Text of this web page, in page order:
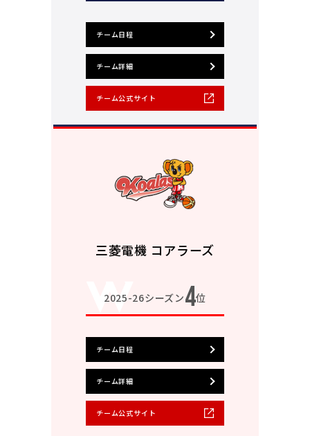
チーム日程
チーム詳細
チーム公式サイト
三菱電機 コアラーズ
2025-26シーズン4位
チーム日程
チーム詳細
チーム公式サイト